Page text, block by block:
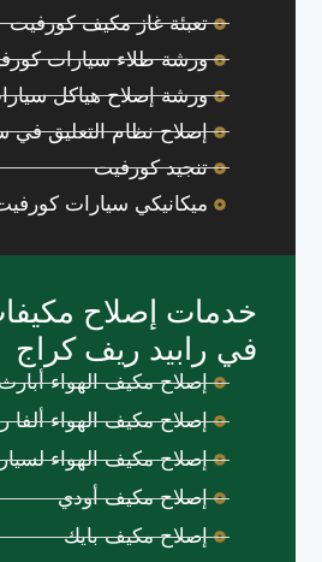
تعبئة غاز مكيف كورفيت
ورشة طلاء سيارات
ورشة إصلاح هياكل
إصلاح نظام التعليق في
تنجيد كورفيت
ميكانيكي سيارات
خدمات إصلاح
في رابيد ريف كراج
إصلاح مكيف الهواء
إصلاح مكيف الهواء ألفا
إصلاح مكيف الهواء
إصلاح مكيف أودي
إصلاح مكيف بايك